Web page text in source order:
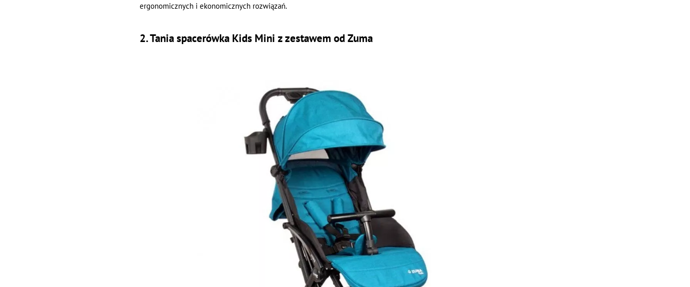
ergonomicznych i ekonomicznych rozwiązań.
2. Tania spacerówka Kids Mini z zestawem od Zuma